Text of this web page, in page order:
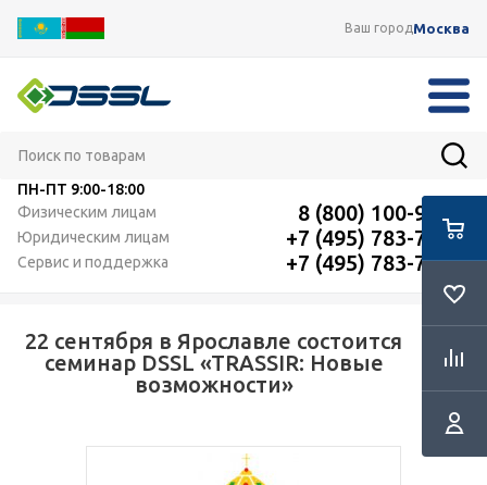
Ваш городМосква
ПН-ПТ 9:00-18:00
Физическим лицам
8 (800) 100-91-12
Юридическим лицам +7 (495) 783-72-87
Сервис и поддержка +7 (495) 783-72-87
22 сентября в Ярославле состоится
семинар DSSL «TRASSIR: Новые
возможности»
RSS